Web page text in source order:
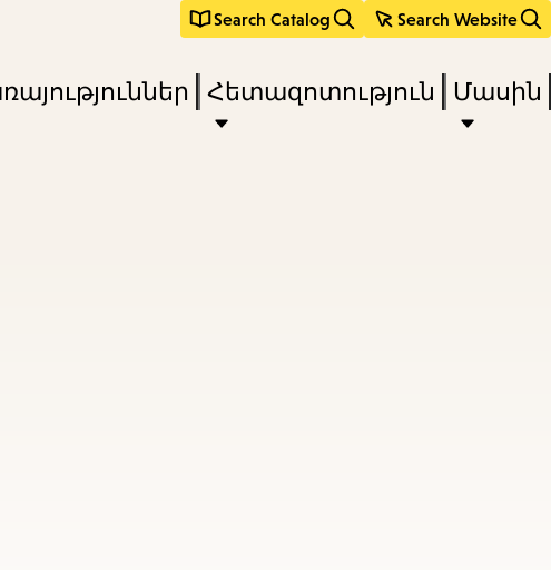
Search Catalog Search Website
Հետազոտություն Մասին